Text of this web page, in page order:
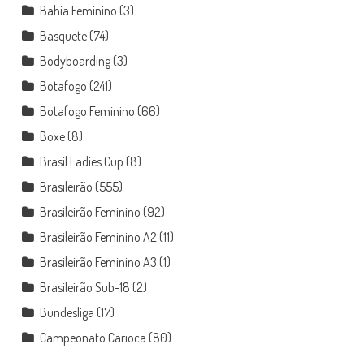
Bahia Feminino (3)
Basquete(74)
Bodyboarding(3)
Botafogo (241)
Botafogo Feminino (66)
Boxe(8)
Brasil Ladies Cup (8)
Brasileirão (555)
Brasileirão Feminino (92)
Brasileirão Feminino A2 (11)
Brasileirão Feminino A3 (1)
Brasileirão Sub-18 (2)
Bundesliga (17)
Campeonato Carioca (80)